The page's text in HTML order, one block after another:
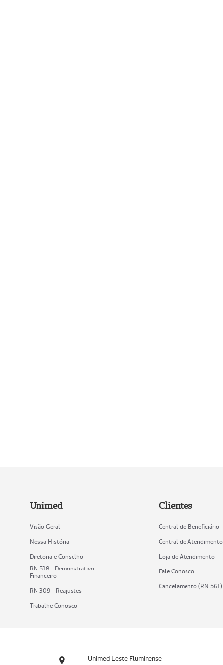
Unimed
Visão Geral
Nossa História
Diretoria e Conselho
RN 518 - Demonstrativo
Financeiro
RN 309 - Reajustes
Trabalhe Conosco
Clientes
Central do Beneficiário
Central de Atendimento
Loja de Atendimento
Fale Conosco
Cancelamento (RN 561)
Unimed Leste Fluminense